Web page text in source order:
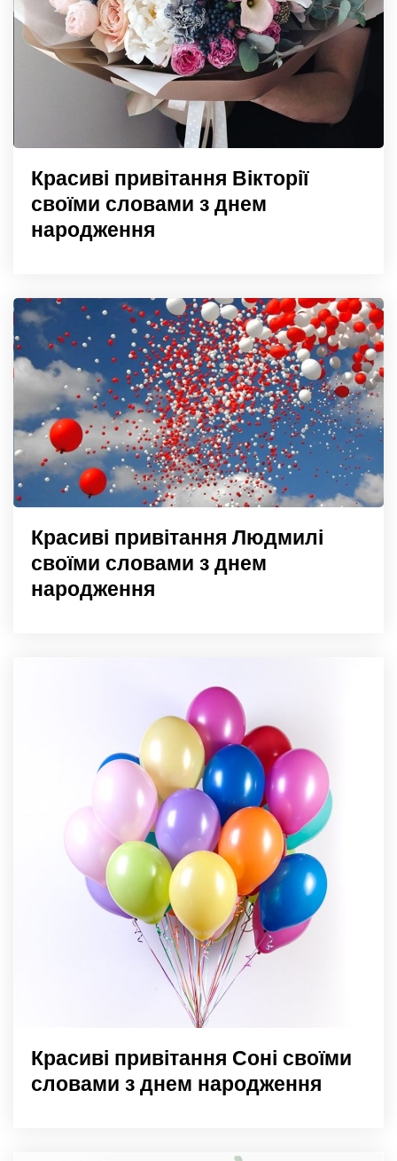
Красиві привітання Вікторії
своїми словами з днем
народження
Красиві привітання Людмилі
своїми словами з днем
народження
Красиві привітання Соні своїми
словами з днем народження